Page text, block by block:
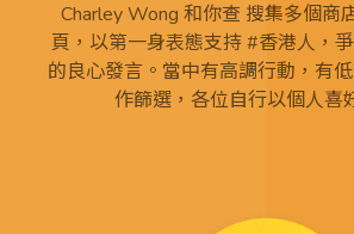
Charley Wong 和你查 搜集多個商
頁，以第一身表態支持 #香港人，
的良心發言。當中有高調行動，有
作篩選，各位自行以個人喜